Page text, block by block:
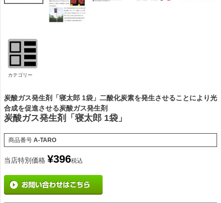
カテゴリー
炭酸ガス発生剤「寝太郎 1袋」二酸化炭素を発生させることにより光
合成を促進させる炭酸ガス発生剤
炭酸ガス発生剤「寝太郎 1袋」
商品番号 A-TARO
当店特別価格 ¥396税込